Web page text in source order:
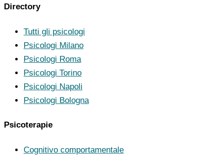
Directory
Tutti gli psicologi
Psicologi Milano
Psicologi Roma
Psicologi Torino
Psicologi Napoli
Psicologi Bologna
Psicoterapie
Cognitivo comportamentale